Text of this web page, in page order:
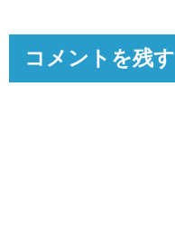
コメントを残す